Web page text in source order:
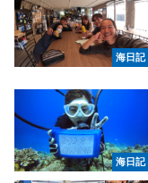
海日記
海日記